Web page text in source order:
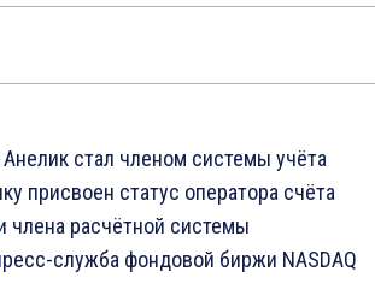
Анелик стал членом системы учёта
присвоен статус оператора счёта
члена расчётной системы
служба фондовой биржи NASDAQ